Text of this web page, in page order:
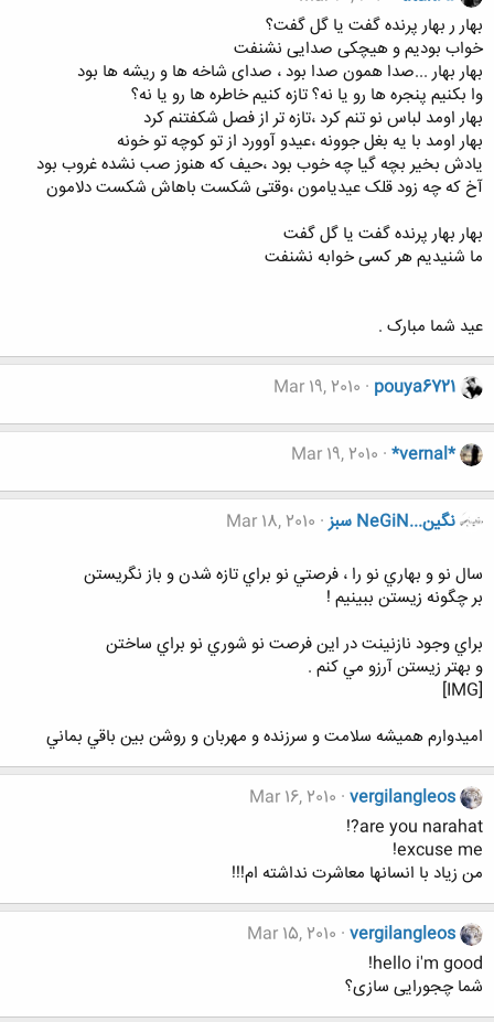
بهار ر بهار پرنده گفت یا گل گفت؟
خواب بودیم و هیچکی صدایی نشنفت
بهار بهار ...صدا همون صدا بود ، صدای شاخه ها و ریشه ها بود
وا بکنیم پنجره ها رو یا نه؟ تازه کنیم خاطره ها رو یا نه؟
بهار اومد لباس نو تنم کرد ،تازه تر از فصل شکفتنم کرد
بهار اومد با یه بغل جوونه ،عیدو آوورد از تو کوچه تو خونه
یادش بخیر بچه گیا چه خوب بود ،حیف که هنوز صب نشده غروب بود
آخ که چه زود قلک عیدیامون ،وقتی شکست باهاش شکست دلامون
بهار بهار پرنده گفت یا گل گفت
ما شنیدیم هر کسی خوابه نشنفت
عید شما مبارک .
pouya6721
Mar 19, 2010
*vernal*
Mar 19, 2010
نگين...NeGiN سبز
Mar 18, 2010
سال نو و بهاري نو را ، فرصتي نو براي تازه شدن و باز نگريستن
بر چگونه زيستن ببينيم !
براي وجود نازنينت در اين فرصت نو شوري نو براي ساختن
و بهتر زيستن آرزو مي كنم .
[IMG]
اميدوارم هميشه سلامت و سرزنده و مهربان و روشن بين باقي بماني
vergilangleos
Mar 16, 2010
are you narahat?!
excuse me!
من زیاد با انسانها معاشرت نداشته ام!!!
vergilangleos
Mar 15, 2010
hello i'm good!
شما چجورایی سازی؟